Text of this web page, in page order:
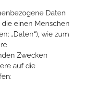
Daten
einen Menschen
„Daten“), wie zum
Zwecken
auf die